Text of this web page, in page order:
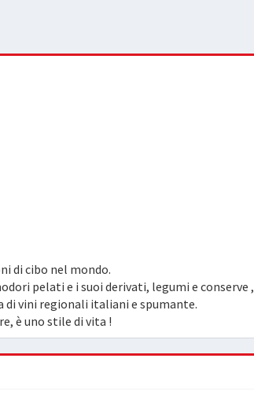
di cibo nel mondo.
pelati e i suoi derivati, legumi e conserve ,
di vini regionali italiani e spumante.
è uno stile di vita !